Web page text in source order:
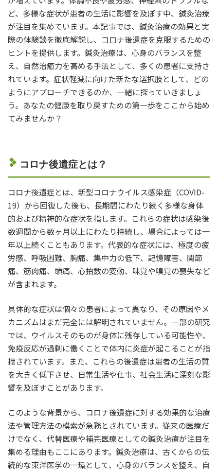
ど、多様な症状が患者の生活に影響を及ぼす中、鍼灸治療
が注目を集めています。本記事では、鍼灸治療の効果と実
際の体験談を徹底解説し、コロナ後遺症を克服するための
ヒントを提供します。鍼灸治療は、心身のバランスを整
え、自然治癒力を高める手法として、多くの患者に支持さ
れています。症状軽減に向けた新たな選択肢として、どの
ようにアプローチできるのか、一緒に探っていきましょ
う。あなたの健康を取り戻すための第一歩をここから始め
てみませんか？
コロナ後遺症とは？
コロナ後遺症とは、新型コロナウイルス感染症（COVID-
19）から回復した後も、長期間にわたり続く多様な身体
的および精神的な症状を指します。これらの症状は感染後
数週間から数ヶ月以上にわたり持続し、場合によっては一
年以上続くこともあります。代表的な症状には、極度の疲
労感、呼吸困難、胸痛、集中力の低下、記憶障害、関節
痛、筋肉痛、頭痛、心拍数の変動、味覚や嗅覚の喪失など
が含まれます。
具体的な症状は個々の患者によって異なり、その原因やメ
カニズムはまだ完全には解明されていません。一部の研究
では、ウイルスそのものが身体に残存している可能性や、
免疫反応が過剰に働くことで体内に炎症が起こることが指
摘されています。また、これらの後遺症は患者の生活の質
を大きく低下させ、日常生活や仕事、社会生活に深刻な影
響を及ぼすことがあります。
このような背景から、コロナ後遺症に対する効果的な治療
法や管理方法の模索が急務とされています。従来の医療だ
けでなく、代替医療や補完医療としての鍼灸治療が注目を
集める理由もここにあります。鍼灸治療は、古くからの伝
統的な東洋医学の一環として、心身のバランスを整え、自